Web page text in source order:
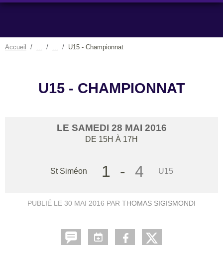
Accueil U15 - Championnat
U15 - CHAMPIONNAT
LE SAMEDI 28 MAI 2016
DE 15H À 17H
St Siméon 1 - 4 U15
PUBLIÉ LE 30 MAI 2016 PAR THOMAS SIGISMONDI